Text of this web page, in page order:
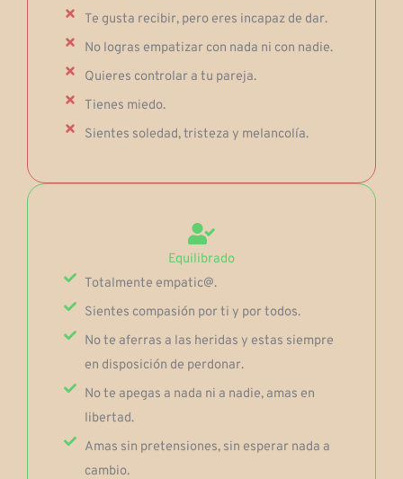
Te gusta recibir, pero eres incapaz de dar.
No logras empatizar con nada ni con nadie.
Quieres controlar a tu pareja.
Tienes miedo.
Sientes soledad, tristeza y melancolía.
Equilibrado
Totalmente empatic@.
Sientes compasión por ti y por todos.
No te aferras a las heridas y estas siempre
en disposición de perdonar.
No te apegas a nada ni a nadie, amas en
libertad.
Amas sin pretensiones, sin esperar nada a
cambio.